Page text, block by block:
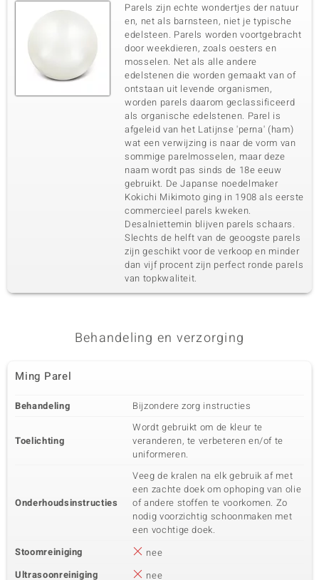
Parels zijn echte wondertjes der natuur
en, net als barnsteen, niet je typische
edelsteen. Parels worden voortgebracht
door weekdieren, zoals oesters en
mosselen. Net als alle andere
edelstenen die worden gemaakt van of
ontstaan uit levende organismen,
worden parels daarom geclassificeerd
als organische edelstenen. Parel is
afgeleid van het Latijnse 'perna' (ham)
wat een verwijzing is naar de vorm van
sommige parelmosselen, maar deze
naam wordt pas sinds de 18e eeuw
gebruikt. De Japanse noedelmaker
Kokichi Mikimoto ging in 1908 als eerste
commercieel parels kweken.
Desalniettemin blijven parels schaars.
Slechts de helft van de geoogste parels
zijn geschikt voor de verkoop en minder
dan vijf procent zijn perfect ronde parels
van topkwaliteit.
Behandeling en verzorging
Ming Parel
Behandeling Bijzondere zorg instructies
Toelichting
Wordt gebruikt om de kleur te
veranderen, te verbeteren en/of te
uniformeren.
Onderhoudsinstructies
Veeg de kralen na elk gebruik af met
een zachte doek om ophoping van olie
of andere stoffen te voorkomen. Zo
nodig voorzichtig schoonmaken met
een vochtige doek.
Stoomreiniging
nee
Ultrasoonreiniging
nee